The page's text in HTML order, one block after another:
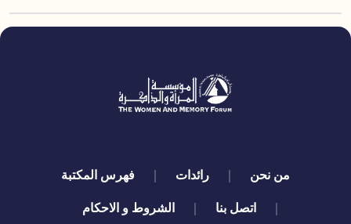
quick links
من نحن رائدات
فهرس المكتبة
اتصل بنا
الشروط و الاحكام